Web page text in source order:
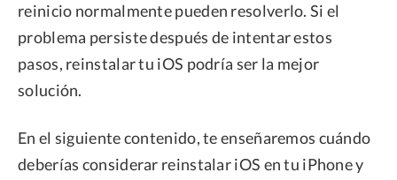
reinicio normalmente pueden resolverlo. Si el
problema persiste después de intentar estos
pasos, reinstalar tu iOS podría ser la mejor
solución.
En el siguiente contenido, te enseñaremos cuándo
deberías considerar reinstalar iOS en tu iPhone y